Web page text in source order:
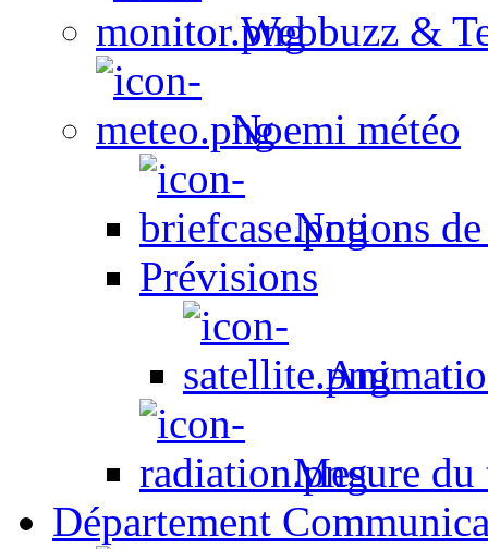
Webbuzz &
Noemi météo
Notions
Prévisions
Mesure du
Département